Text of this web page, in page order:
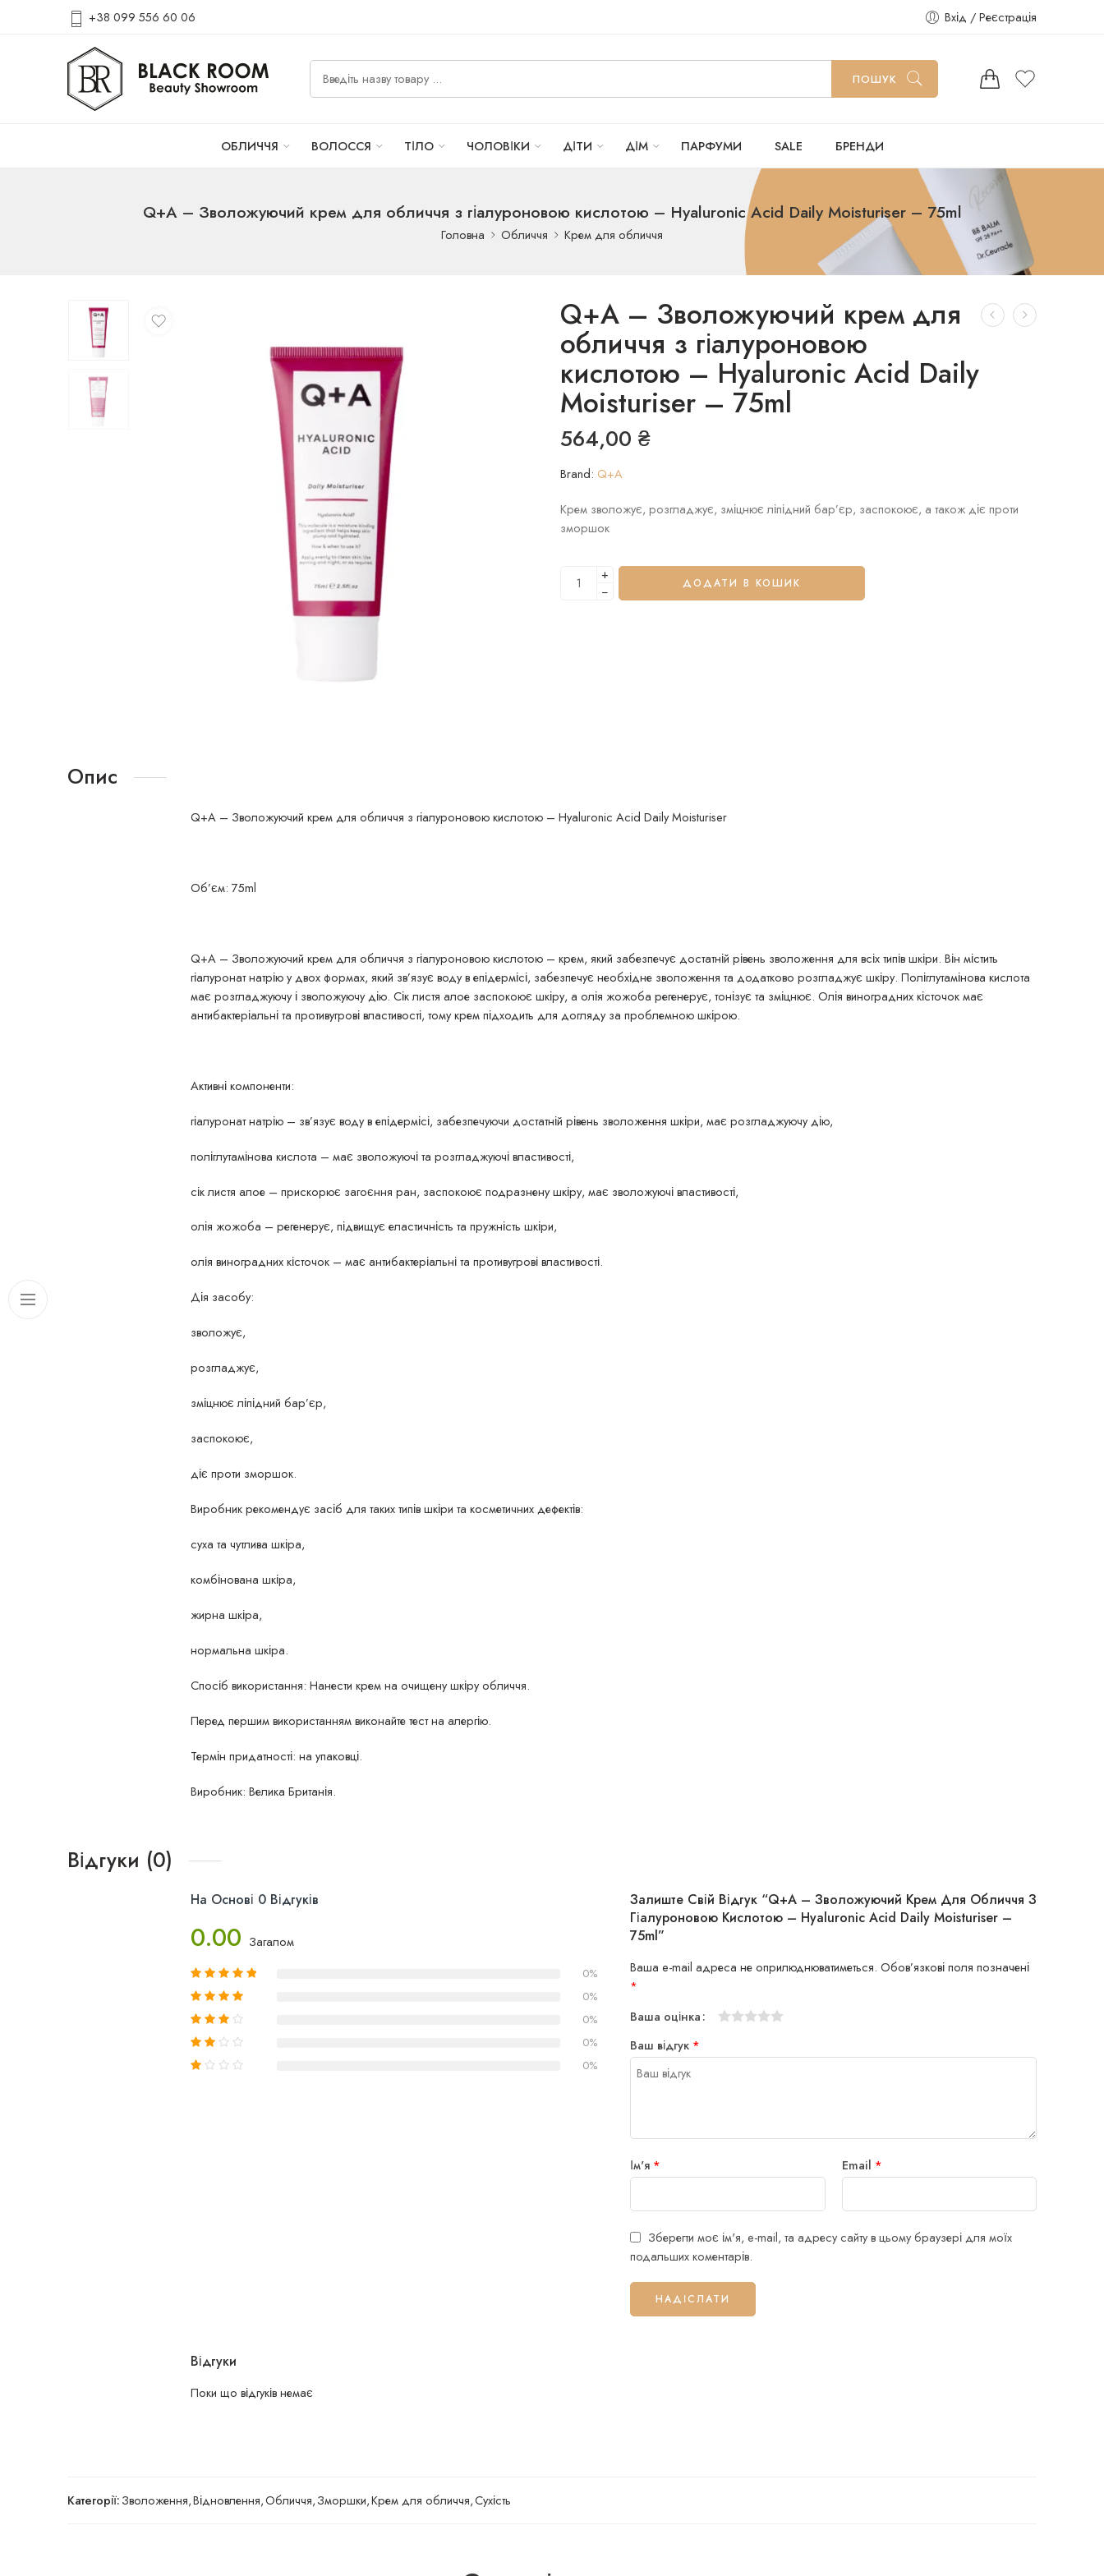
+38 099 556 60 06 Вхід / Реєстрація
ПОШУК
ОБЛИЧЧЯ ВОЛОССЯ ТІЛО ЧОЛОВІКИ ДІТИ ДІМ ПАРФУМИ SALE БРЕНДИ
Q+A – Зволожуючий крем для обличчя з гіалуроновою кислотою – Hyaluronic Acid Daily Moisturiser – 75ml
Головна Обличчя Крем для обличчя
Q+A – Зволожуючий крем для
обличчя з гіалуроновою
кислотою – Hyaluronic Acid Daily
Moisturiser – 75ml
564,00 ₴
Brand: Q+A
Крем зволожує, розгладжує, зміцнює ліпідний бар’єр, заспокоює, а також діє проти
зморшок
+
−
ДОДАТИ В КОШИК
Опис
Q+A – Зволожуючий крем для обличчя з гіалуроновою кислотою – Hyaluronic Acid Daily Moisturiser
Об’єм: 75ml
Q+A – Зволожуючий крем для обличчя з гіалуроновою кислотою – крем, який забезпечує достатній рівень зволоження для всіх типів шкіри. Він містить
гіалуронат натрію у двох формах, який зв’язує воду в епідермісі, забезпечує необхідне зволоження та додатково розгладжує шкіру. Поліглутамінова кислота
має розгладжуючу і зволожуючу дію. Сік листя алое заспокоює шкіру, а олія жожоба регенерує, тонізує та зміцнює. Олія виноградних кісточок має
антибактеріальні та противугрові властивості, тому крем підходить для догляду за проблемною шкірою.
Активні компоненти:
гіалуронат натрію – зв’язує воду в епідермісі, забезпечуючи достатній рівень зволоження шкіри, має розгладжуючу дію,
поліглутамінова кислота – має зволожуючі та розгладжуючі властивості,
сік листя алое – прискорює загоєння ран, заспокоює подразнену шкіру, має зволожуючі властивості,
олія жожоба – регенерує, підвищує еластичність та пружність шкіри,
олія виноградних кісточок – має антибактеріальні та противугрові властивості.
Дія засобу:
зволожує,
розгладжує,
зміцнює ліпідний бар’єр,
заспокоює,
діє проти зморшок.
Виробник рекомендує засіб для таких типів шкіри та косметичних дефектів:
суха та чутлива шкіра,
комбінована шкіра,
жирна шкіра,
нормальна шкіра.
Спосіб використання: Нанести крем на очищену шкіру обличчя.
Перед першим використанням виконайте тест на алергію.
Термін придатності: на упаковці.
Виробник: Велика Британія.
Відгуки (0)
На Основі 0 Відгуків
0.00 Загалом
0%
0%
0%
0%
0%
Залиште Свій Відгук “Q+A – Зволожуючий Крем Для Обличчя З
Гіалуроновою Кислотою – Hyaluronic Acid Daily Moisturiser –
75ml”
Ваша e-mail адреса не оприлюднюватиметься. Обов’язкові поля позначені
*
Ваша оцінка
Ваш відгук *
Ім'я * Email *
Зберегти моє ім'я, e-mail, та адресу сайту в цьому браузері для моїх
подальших коментарів.
Відгуки
Поки що відгуків немає
Категорії:Зволоження,Відновлення,Обличчя,Зморшки,Крем для обличчя,Сухість